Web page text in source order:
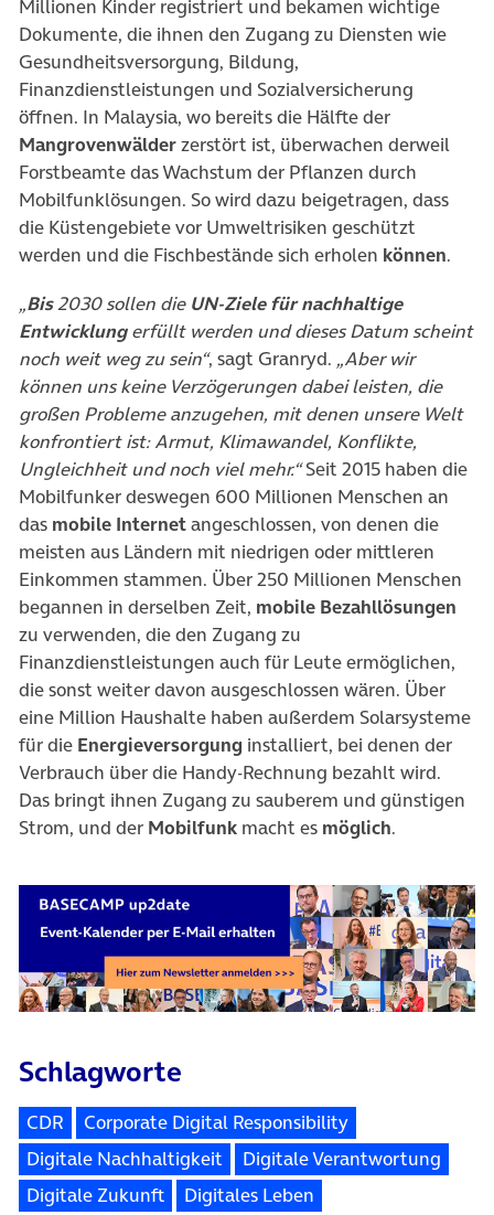
Millionen Kinder registriert und bekamen wichtige
Dokumente, die ihnen den Zugang zu Diensten wie
Gesundheitsversorgung, Bildung,
Finanzdienstleistungen und Sozialversicherung
öffnen. In Malaysia, wo bereits die Hälfte der
Mangrovenwälderzerstört ist, überwachen derweil
Forstbeamte das Wachstum der Pflanzen durch
Mobilfunklösungen. So wird dazu beigetragen, dass
die Küstengebiete vor Umweltrisiken geschützt
werden und die Fischbestände sich erholen können.
„Bis2030 sollen die UN-Ziele für nachhaltige
Entwicklungerfüllt werden und dieses Datum scheint
noch weit weg zu sein“, sagt Granryd. „Aber wir
können uns keine Verzögerungen dabei leisten, die
großen Probleme anzugehen, mit denen unsere Welt
konfrontiert ist: Armut, Klimawandel, Konflikte,
Ungleichheit und noch viel mehr.“Seit 2015 haben die
Mobilfunker deswegen 600 Millionen Menschen an
das mobile Internetangeschlossen, von denen die
meisten aus Ländern mit niedrigen oder mittleren
Einkommen stammen. Über 250 Millionen Menschen
begannen in derselben Zeit, mobile Bezahllösungen
zu verwenden, die den Zugang zu
Finanzdienstleistungen auch für Leute ermöglichen,
die sonst weiter davon ausgeschlossen wären. Über
eine Million Haushalte haben außerdem Solarsysteme
für die Energieversorgung installiert, bei denen der
Verbrauch über die Handy-Rechnung bezahlt wird.
Das bringt ihnen Zugang zu sauberem und günstigen
Strom, und der Mobilfunk macht es möglich.
Schlagworte
CDR
Corporate Digital Responsibility
Digitale Nachhaltigkeit
Digitale Verantwortung
Digitale Zukunft
Digitales Leben